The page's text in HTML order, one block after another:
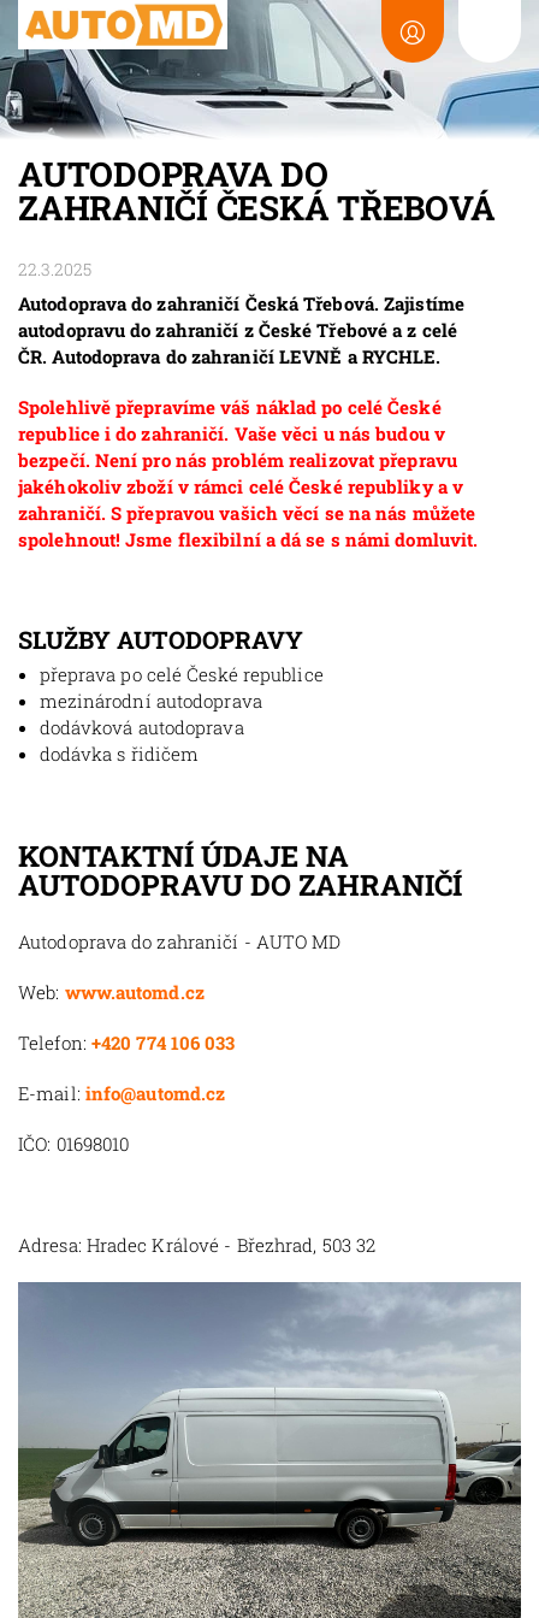
AUTODOPRAVA DO
ZAHRANIČÍ ČESKÁ TŘEBOVÁ
22.3.2025
Autodoprava do zahraničí Česká Třebová. Zajistíme
autodopravu do zahraničí z České Třebové a z celé
ČR. Autodoprava do zahraničí LEVNĚ a RYCHLE.
Spolehlivě přepravíme váš náklad po celé České
republice i do zahraničí. Vaše věci u nás budou v
bezpečí. Není pro nás problém realizovat přepravu
jakéhokoliv zboží v rámci celé České republiky a v
zahraničí. S přepravou vašich věcí se na nás můžete
spolehnout! Jsme flexibilní a dá se s námi domluvit.
SLUŽBY AUTODOPRAVY
přeprava po celé České republice
mezinárodní autodoprava
dodávková autodoprava
dodávka s řidičem
KONTAKTNÍ ÚDAJE NA
AUTODOPRAVU DO ZAHRANIČÍ
Autodoprava do zahraničí - AUTO MD
Web: www.automd.cz
Telefon: +420 774 106 033
E-mail: info@automd.cz
IČO: 01698010
Adresa: Hradec Králové - Březhrad, 503 32